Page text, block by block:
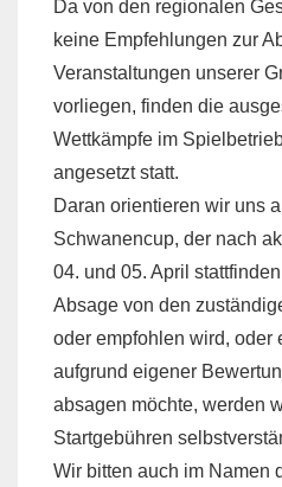
Da von den regionalen
keine Empfehlungen zur
Veranstaltungen unserer
vorliegen, finden die
Wettkämpfe im
angesetzt statt.
Daran orientieren wir uns
Schwanencup, der nach
04. und 05. April
Absage von den
oder empfohlen wird, oder
aufgrund eigener
absagen möchte, werden
Startgebühren
Wir bitten auch im Namen